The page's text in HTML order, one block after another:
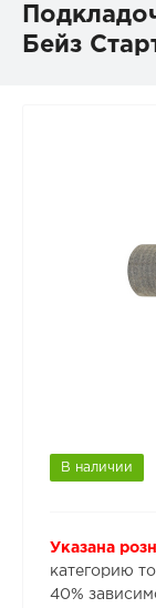
Бейз
В наличии
Указана
категорию
40%